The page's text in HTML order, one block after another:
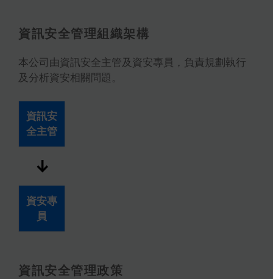
資訊安全管理組織架構
本公司由資訊安全主管及資安專員，負責規劃執行
及分析資安相關問題。
資訊安
全主管
↓
資安專
員
資訊安全管理政策